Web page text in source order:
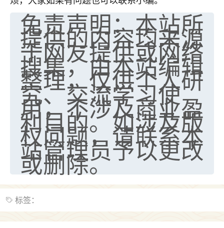
免责声明：本站所
提供的内容均来源
于网友提供或网络
搜集，由本站编辑
整理，仅供个人研
究、交流学习使
用，不涉及商业盈
利目的。如涉及版
权问题，请联系本
站管理员予以更改
或删除。
标签：